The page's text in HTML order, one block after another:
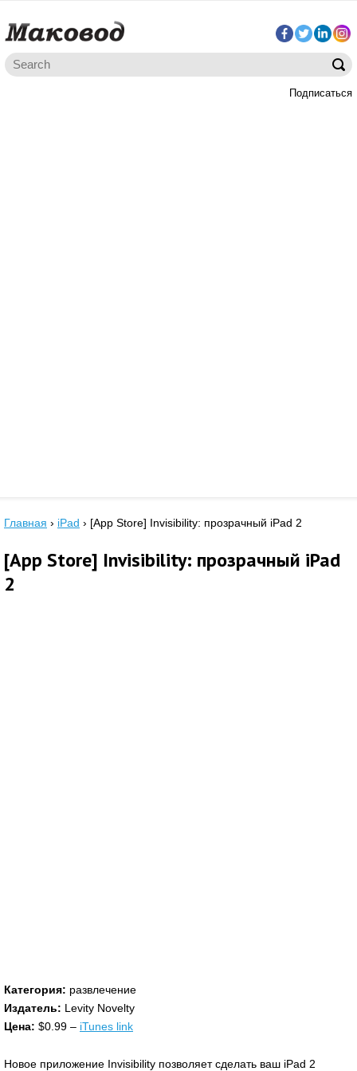
Подписаться
Главная › iPad › [App Store] Invisibility: прозрачный iPad 2
[App Store] Invisibility: прозрачный iPad
2
Категория: развлечение
Издатель: Levity Novelty
Цена: $0.99 – iTunes link
Новое приложение Invisibility позволяет сделать ваш iPad 2